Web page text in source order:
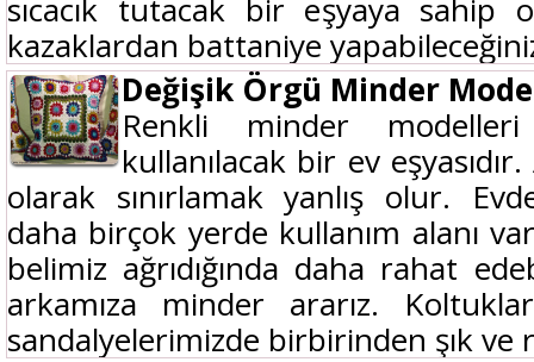
sıcacık tutacak bir eşyaya sahip
kazaklardan battaniye
Değişik Örgü Minder
Renkli minder
kullanılacak bir ev
olarak sınırlamak yanlış olur.
daha birçok yerde kullanım alanı
belimiz ağrıdığında daha rahat
arkamıza minder ararız.
sandalyelerimizde birbirinden şık ve